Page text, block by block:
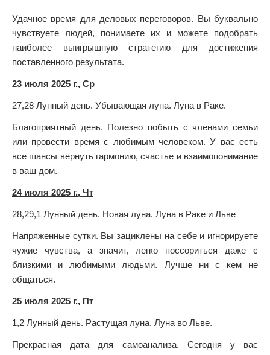
Удачное время для деловых переговоров. Вы буквально
чувствуете людей, понимаете их и можете подобрать
наиболее выигрышную стратегию для достижения
поставленного результата.
23 июля 2025 г., Ср
27,28 Лунный день. Убывающая луна. Луна в Раке.
Благоприятный день. Полезно побыть с членами семьи
или провести время с любимым человеком. У вас есть
все шансы вернуть гармонию, счастье и взаимопонимание
в ваш дом.
24 июля 2025 г., Чт
28,29,1 Лунный день. Новая луна. Луна в Раке и Льве
Напряженные сутки. Вы зациклены на себе и игнорируете
чужие чувства, а значит, легко поссориться даже с
близкими и любимыми людьми. Лучше ни с кем не
общаться.
25 июля 2025 г., Пт
1,2 Лунный день. Растущая луна. Луна во Льве.
Прекрасная дата для самоанализа. Сегодня у вас